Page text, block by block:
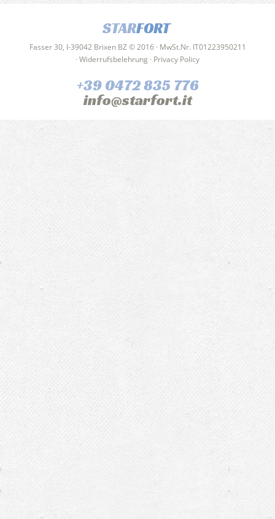
STARFORT
Fasser 30, I-39042 Brixen BZ © 2016 · MwSt.Nr. IT01223950211
· Widerrufsbelehrung · Privacy Policy
+39 0472 835 776
info@starfort.it